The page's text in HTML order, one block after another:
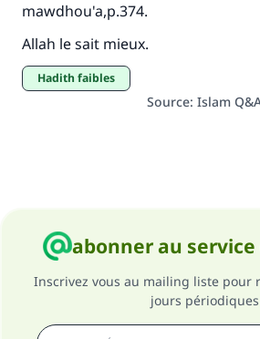
mawdhou'a,p.374.
Allah le sait mieux.
Hadith faibles
Source: Islam
abonner au
Inscrivez vous au mailing liste pour
jours périodiques